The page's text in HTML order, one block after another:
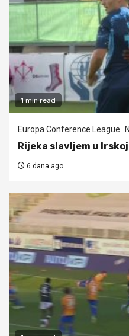
1 min read
Europa Conference League
Rijeka slavljem u
6 dana ago